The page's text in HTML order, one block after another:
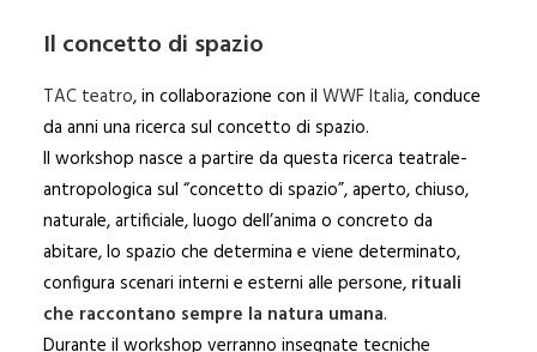
Il concetto di spazio
TAC teatro, in collaborazione con il WWF Italia, conduce
da anni una ricerca sul concetto di spazio.
Il workshop nasce a partire da questa ricerca teatrale-
antropologica sul “concetto di spazio”, aperto, chiuso,
naturale, artificiale, luogo dell’anima o concreto da
abitare, lo spazio che determina e viene determinato,
configura scenari interni e esterni alle persone, rituali
che raccontano sempre la natura umana.